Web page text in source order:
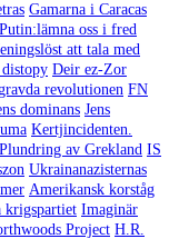
Gamarna i Caracas
Putin:lämna oss i fred
att tala med
Deir ez-Zor
revolutionen FN
dominans Jens
Kertjincidenten.
Plundring av Grekland IS
Ukrainanazisternas
Amerikansk korståg
krigspartiet Imaginär
Project H.R.